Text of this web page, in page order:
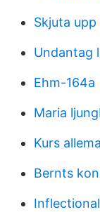
Skjuta
Undantag
Ehm-164a
Maria
Kurs
Bernts